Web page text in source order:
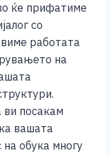
ќе прифатиме
со
работата
на
ви посакам
вашата
на обука многу